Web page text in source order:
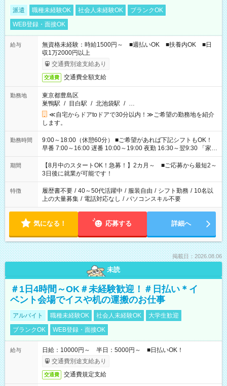
派遣 職種未経験OK 社会人未経験OK
ブランクOK
WEB登録・面接OK
給与
無資格未経験：時給1500円～ ■週払いOK ■扶養内OK ■日
収1万2000円以上
交通費別途支給あり
交通費 交通費全額支給
勤務地
東京都豊島区
巣鴨駅 / 目白駅 / 北池袋駅 / …
≪自宅からドアtoドアで30分以内！≫ご希望の勤務地を紹介
します。
勤務時間
9:00～18:00（休憩60分） ■ご希望があれば下記シフトもOK！
早番 7:00～16:00 遅番 10:00～19:00 夜勤 16:30～翌9:30 「家族
と休みを合わせたい」 「余裕を持って夕飯の準備がしたい」
「できれば残業はしたくない」 など、ご希望を教えてください
ね。 ※Wワーク希望の方へ 今ご覧のお仕事で希望する勤務時間
と、もう1つのお仕事の勤務時間。 合計で週40時間を超える場
合は応募できません。
期間
【8月中のスタートOK！急募！】2カ月～ ■ご応募から最短2～
3日後に就業が可能です！
特徴 履歴書不要 / 40～50代活躍中 / 服装自由 / シフト勤務 / 10名以
上の大量募集 / 電話対応なし / パソコンスキル不要
気になる！ 応募する 詳細へ
掲載日：2026.08.06
未読
＃1日4時間～OK＃未経験歓迎！＃日払い＊イ
ベント会場でイスや机の運搬のお仕事
アルバイト 職種未経験OK 社会人未経験OK
大学生歓迎
ブランクOK
WEB登録・面接OK
給与
日給：10000円～ 半日：5000円～ ■日払いOK！
交通費別途支給あり
交通費 交通費規定支給